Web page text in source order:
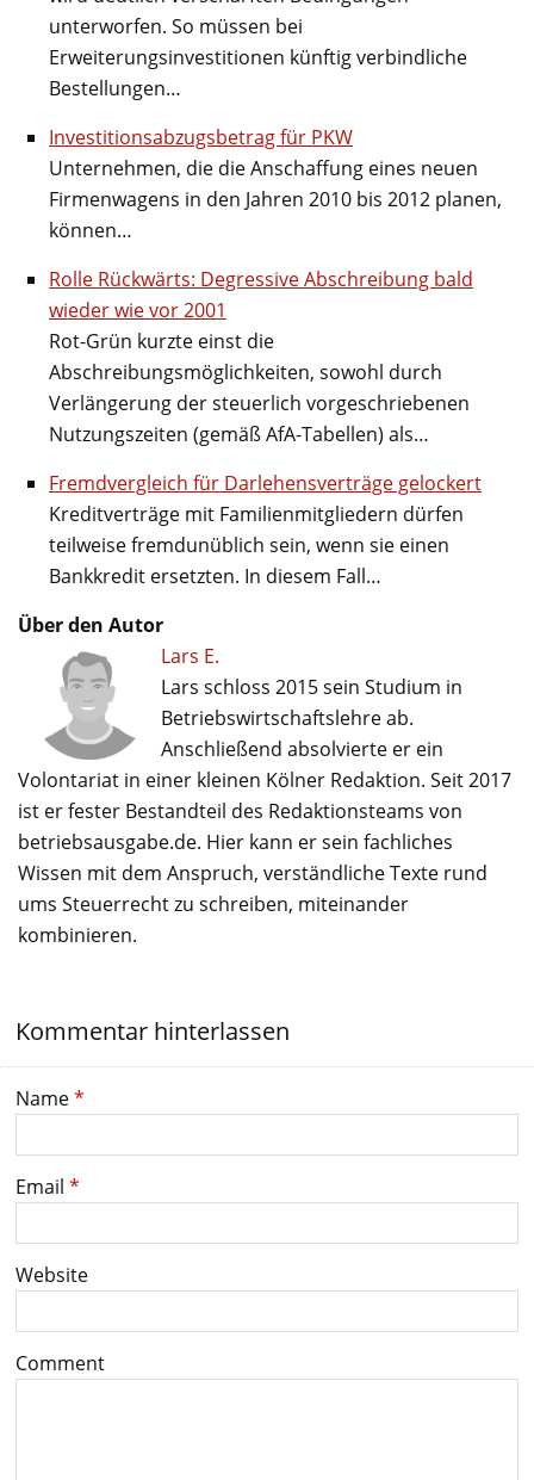
unterworfen. So müssen bei
Erweiterungsinvestitionen künftig verbindliche
Bestellungen…
Investitionsabzugsbetrag für PKW
Unternehmen, die die Anschaffung eines neuen
Firmenwagens in den Jahren 2010 bis 2012 planen,
können…
Rolle Rückwärts: Degressive Abschreibung bald
wieder wie vor 2001
Rot-Grün kurzte einst die
Abschreibungsmöglichkeiten, sowohl durch
Verlängerung der steuerlich vorgeschriebenen
Nutzungszeiten (gemäß AfA-Tabellen) als…
Fremdvergleich für Darlehensverträge gelockert
Kreditverträge mit Familienmitgliedern dürfen
teilweise fremdunüblich sein, wenn sie einen
Bankkredit ersetzten. In diesem Fall…
Über den Autor
Lars E.
Lars schloss 2015 sein Studium in
Betriebswirtschaftslehre ab.
Anschließend absolvierte er ein
Volontariat in einer kleinen Kölner Redaktion. Seit 2017
ist er fester Bestandteil des Redaktionsteams von
betriebsausgabe.de. Hier kann er sein fachliches
Wissen mit dem Anspruch, verständliche Texte rund
ums Steuerrecht zu schreiben, miteinander
kombinieren.
Kommentar hinterlassen
Name*
Email *
Website
Comment